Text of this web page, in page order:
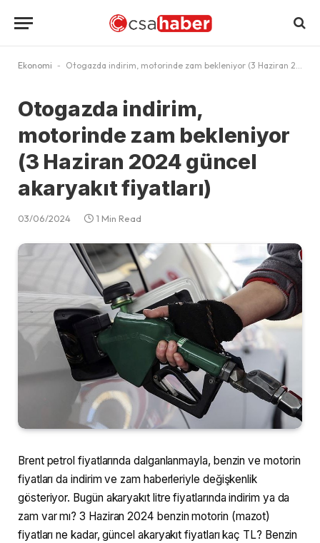
Ekonomi - Otogazda indirim, motorinde zam bekleniyor (3 Haziran 2024 güncel akaryakıt fiyatları)
Otogazda indirim,
motorinde zam bekleniyor
(3 Haziran 2024 güncel
akaryakıt fiyatları)
03/06/2024 1 Min Read
Brent petrol fiyatlarında dalganlanmayla, benzin ve motorin
fiyatları da indirim ve zam haberleriyle değişkenlik
gösteriyor. Bugün akaryakıt litre fiyatlarında indirim ya da
zam var mı? 3 Haziran 2024 benzin motorin (mazot)
fiyatları ne kadar, güncel akaryakıt fiyatları kaç TL? Benzin